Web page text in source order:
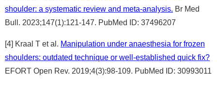
shoulder: a systematic review and meta-analysis. Br Med
Bull. 2023;147(1):121-147. PubMed ID: 37496207
[4] Kraal T et al. Manipulation under anaesthesia for frozen
shoulders: outdated technique or well-established quick fix?
EFORT Open Rev. 2019;4(3):98-109. PubMed ID: 30993011